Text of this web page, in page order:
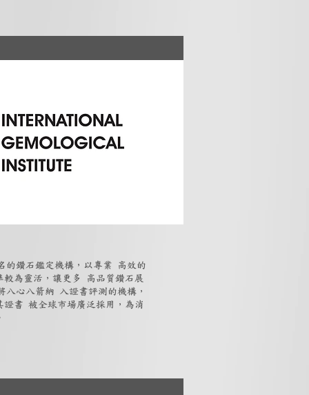
的鑽石鑑定機構，以專業 高效的
為靈活，讓更多 高品質鑽石展
八心八箭納 入證書評測的機構，
證書 被全球市場廣泛採用，為消